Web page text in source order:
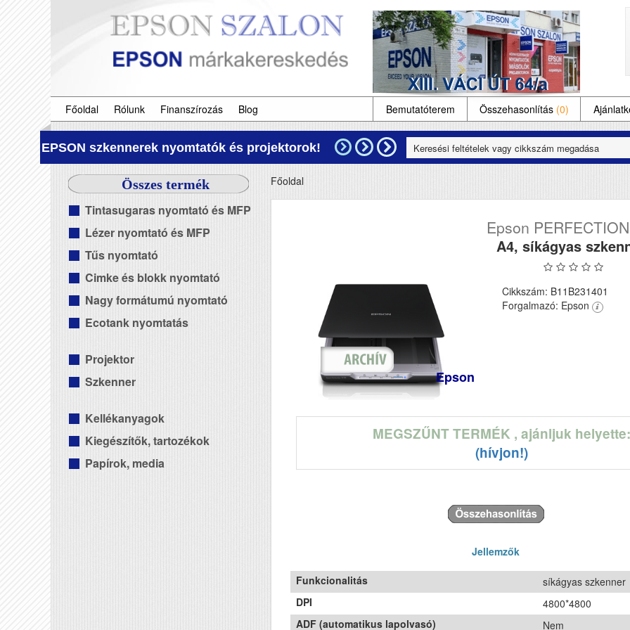
Főoldal Rólunk Finanszírozás Blog Bemutatóterem Összehasonlítás (0)
EPSON szkennerek nyomtatók és projektorok!
Összes termék
Tintasugaras nyomtató és MFP
Lézer nyomtató és MFP
Tűs nyomtató
Cimke és blokk nyomtató
Nagy formátumú nyomtató
Ecotank nyomtatás
Projektor
Szkenner
Kellékanyagok
Kiegészítők, tartozékok
Papírok, media
Főoldal
Epson
A4, síkágyas
Epson
Cikkszám: B11B231401
Forgalmazó: Epson
MEGSZŰNT TERMÉK , ajánljuk helyette:
(hívjon!)
Jellemzők
Funkcionalitás
síkágyas szkenner
DPI
4800*4800
ADF (automatikus lapolvasó)
Nem